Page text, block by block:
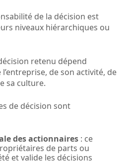
de la décision est
niveaux hiérarchiques ou
retenu dépend
de son activité, de
sa culture.
de décision sont
des actionnaires : ce
de parts ou
et valide les décisions